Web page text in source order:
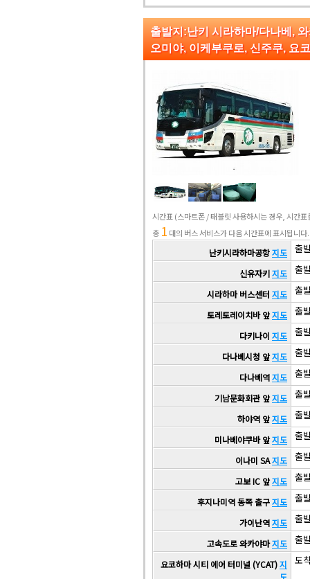
출발지:난키 시라하마/다나베,
오미야, 이케부쿠로, 신주쿠, 요
시간표 (스마트폰 / 태블릿 사용하시는 경우, 시간
총 1 대의 버스 서비스가 다음 시간표에 표시됩니다.
난키시라하마공항지도 출
신유자키지도 출
시라하마 버스센터 지도 출
토레토레이치바 앞지도 출
다키나이 지도 출
다나베시청 앞지도 출
다나베역지도 출
기남문화회관 앞지도 출
하야역 앞지도 출
미나베야쿠바 앞지도 출
이나미 SA지도 출
고보 IC 앞지도 출
후지나미역 동쪽 출구지도 출
가이난역지도 출
고속도로 와카야마지도 출
요코하마 시티 에어 터미널 (YCAT)지
도
도